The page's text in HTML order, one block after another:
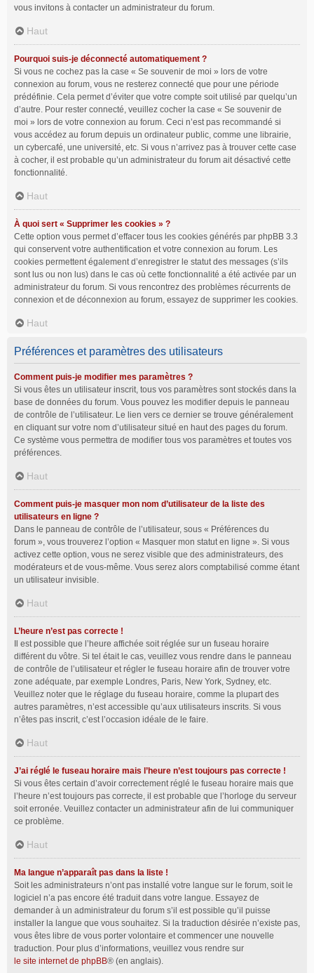
vous invitons à contacter un administrateur du forum.
Haut
Pourquoi suis-je déconnecté automatiquement ?
Si vous ne cochez pas la case « Se souvenir de moi » lors de votre
connexion au forum, vous ne resterez connecté que pour une période
prédéfinie. Cela permet d’éviter que votre compte soit utilisé par quelqu’un
d’autre. Pour rester connecté, veuillez cocher la case « Se souvenir de
moi » lors de votre connexion au forum. Ceci n’est pas recommandé si
vous accédez au forum depuis un ordinateur public, comme une librairie,
un cybercafé, une université, etc. Si vous n’arrivez pas à trouver cette case
à cocher, il est probable qu’un administrateur du forum ait désactivé cette
fonctionnalité.
Haut
À quoi sert « Supprimer les cookies » ?
Cette option vous permet d’effacer tous les cookies générés par phpBB 3.3
qui conservent votre authentification et votre connexion au forum. Les
cookies permettent également d’enregistrer le statut des messages (s’ils
sont lus ou non lus) dans le cas où cette fonctionnalité a été activée par un
administrateur du forum. Si vous rencontrez des problèmes récurrents de
connexion et de déconnexion au forum, essayez de supprimer les cookies.
Haut
Préférences et paramètres des utilisateurs
Comment puis-je modifier mes paramètres ?
Si vous êtes un utilisateur inscrit, tous vos paramètres sont stockés dans la
base de données du forum. Vous pouvez les modifier depuis le panneau
de contrôle de l’utilisateur. Le lien vers ce dernier se trouve généralement
en cliquant sur votre nom d’utilisateur situé en haut des pages du forum.
Ce système vous permettra de modifier tous vos paramètres et toutes vos
préférences.
Haut
Comment puis-je masquer mon nom d’utilisateur de la liste des
utilisateurs en ligne ?
Dans le panneau de contrôle de l’utilisateur, sous « Préférences du
forum », vous trouverez l’option « Masquer mon statut en ligne ». Si vous
activez cette option, vous ne serez visible que des administrateurs, des
modérateurs et de vous-même. Vous serez alors comptabilisé comme étant
un utilisateur invisible.
Haut
L’heure n’est pas correcte !
Il est possible que l’heure affichée soit réglée sur un fuseau horaire
différent du vôtre. Si tel était le cas, veuillez vous rendre dans le panneau
de contrôle de l’utilisateur et régler le fuseau horaire afin de trouver votre
zone adéquate, par exemple Londres, Paris, New York, Sydney, etc.
Veuillez noter que le réglage du fuseau horaire, comme la plupart des
autres paramètres, n’est accessible qu’aux utilisateurs inscrits. Si vous
n’êtes pas inscrit, c’est l’occasion idéale de le faire.
Haut
J’ai réglé le fuseau horaire mais l’heure n’est toujours pas correcte !
Si vous êtes certain d’avoir correctement réglé le fuseau horaire mais que
l’heure n’est toujours pas correcte, il est probable que l’horloge du serveur
soit erronée. Veuillez contacter un administrateur afin de lui communiquer
ce problème.
Haut
Ma langue n’apparaît pas dans la liste !
Soit les administrateurs n’ont pas installé votre langue sur le forum, soit le
logiciel n’a pas encore été traduit dans votre langue. Essayez de
demander à un administrateur du forum s’il est possible qu’il puisse
installer la langue que vous souhaitez. Si la traduction désirée n’existe pas,
vous êtes libre de vous porter volontaire et commencer une nouvelle
traduction. Pour plus d’informations, veuillez vous rendre sur
le site internet de phpBB® (en anglais).